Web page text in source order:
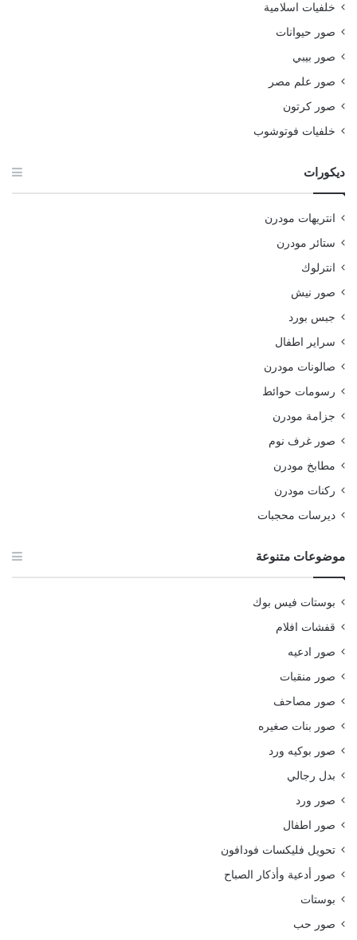
خلفيات اسلامية
صور حيوانات
صور بيبي
صور علم مصر
صور كرتون
خلفيات فوتوشوب
ديكورات
انتريهات مودرن
ستائر مودرن
انترلوك
صور نيش
جبس بورد
سراير اطفال
صالونات مودرن
رسومات حوائط
جزامة مودرن
صور غرف نوم
مطابخ مودرن
ركنات مودرن
ديرسات محجبات
موضوعات متنوعة
بوستات فيس بوك
قفشات افلام
صور ادعيه
صور منقبات
صور مصاحف
صور بنات صغيره
صور بوكيه ورد
بدل رجالي
صور ورد
صور اطفال
تحويل فليكسات فودافون
صور أدعية وأذكار الصباح
بوستات
صور حب